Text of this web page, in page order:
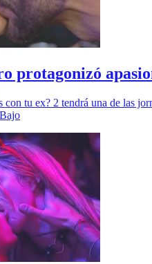
protagonizó
con tu ex? 2 tendrá una de las